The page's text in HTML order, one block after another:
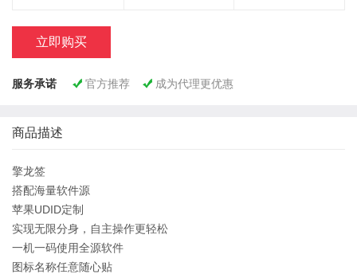
立即购买
服务承诺  官方推荐  成为代理更优惠
商品描述
擎龙签
搭配海量软件源
苹果UDID定制
实现无限分身，自主操作更轻松
一机一码使用全源软件
图标名称任意随心贴